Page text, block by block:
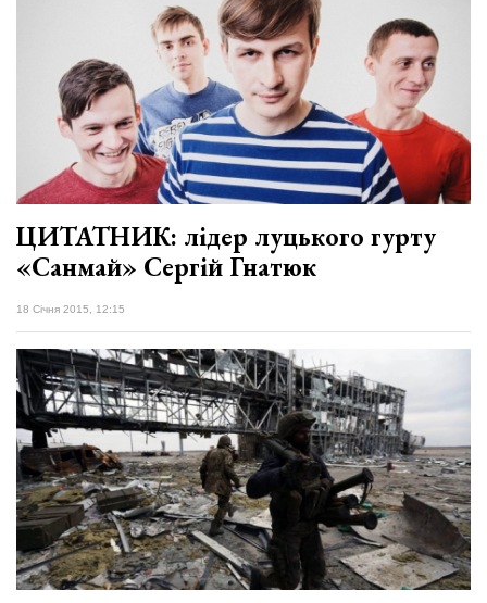
ЦИТАТНИК: лідер луцького гурту
«Санмай» Сергій Гнатюк
18 Січня 2015, 12:15